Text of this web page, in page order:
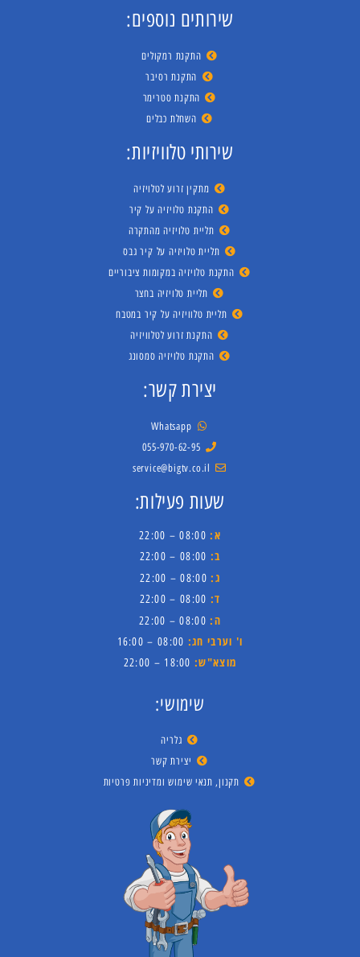
שירותים נוספים:
התקנת רמקולים
התקנת רסיבר
התקנת סטרימר
השחלת כבלים
שירותי טלוויזיות:
מתקין זרוע לטלויזיה
התקנת טלויזיה על קיר
תליית טלויזיה מהתקרה
תליית טלויזיה על קיר גבס
התקנת טלויזיה במקומות ציבוריים
תליית טלויזיה בחצר
תליית טלוויזיה על קיר במטבח
התקנת זרוע לטלוויזיה
התקנת טלויזיה סמסונג
יצירת קשר:
Whatsapp
055-970-62-95
service@bigtv.co.il
שעות פעילות:
א:08:00 – 22:00
ב:
ג:08:00 – 22:00
ד:
ה:08:00 – 22:00
ו' וערבי חג:
מוצא"ש:18:00 – 22:00
שימושי:
גלריה
יצירת קשר
תקנון, תנאי שימוש ומדיניות פרטיות